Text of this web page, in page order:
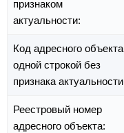
признаком
актуальности:
Код адресного объекта
одной строкой без
признака
Реестровый номер
адресного объекта: